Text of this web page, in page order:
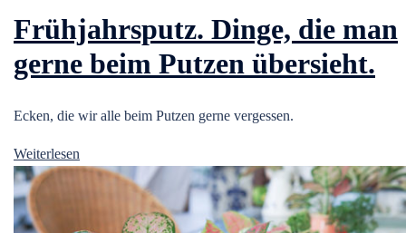
Frühjahrsputz. Dinge, die man
gerne beim Putzen übersieht.
Ecken, die wir alle beim Putzen gerne vergessen.
Weiterlesen